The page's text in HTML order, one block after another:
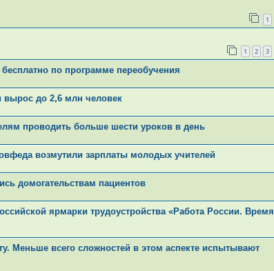
1
1 2 3
по программе переобучения
вырос до 2,6 млн человек
проводить больше шести уроков в день
возмутили зарплаты молодых учителей
домогательствам пациентов
ярмарки трудоустройства «Работа России. Время
Меньше всего сложностей в этом аспекте испытывают